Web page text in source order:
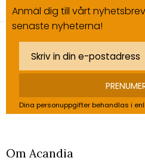
Anmäl dig till vårt
senaste nyheterna!
Dina personuppgifter behandlas i
Om Acandia